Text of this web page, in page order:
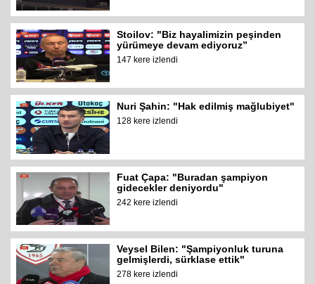
Stoilov: "Biz hayalimizin peşinden
yürümeye devam ediyoruz”
147 kere izlendi
Nuri Şahin: "Hak edilmiş mağlubiyet"
128 kere izlendi
Fuat Çapa: "Buradan şampiyon
gidecekler deniyordu"
242 kere izlendi
Veysel Bilen: "Şampiyonluk turuna
gelmişlerdi, sürklase ettik"
278 kere izlendi